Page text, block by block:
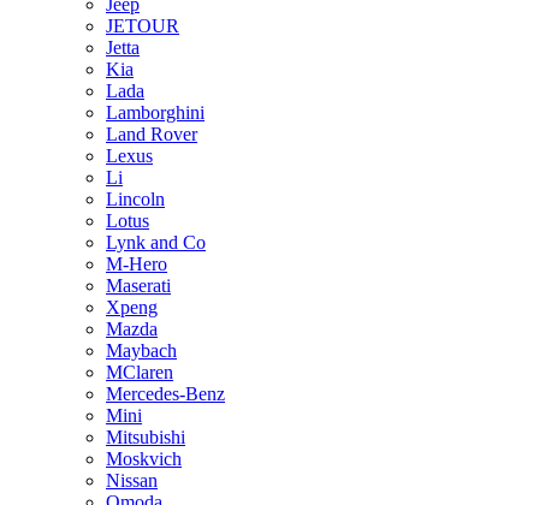
Jeep
JETOUR
Jetta
Kia
Lada
Lamborghini
Land Rover
Lexus
Li
Lincoln
Lotus
Lynk and Co
M-Hero
Maserati
Xpeng
Mazda
Maybach
MClaren
Mercedes-Benz
Mini
Mitsubishi
Moskvich
Nissan